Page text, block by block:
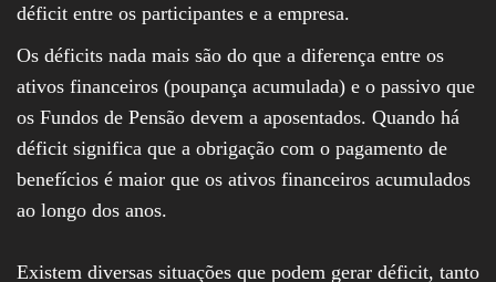
déficit entre os participantes e a empresa.
Os déficits nada mais são do que a diferença entre os
ativos financeiros (poupança acumulada) e o passivo que
os Fundos de Pensão devem a aposentados. Quando há
déficit significa que a obrigação com o pagamento de
benefícios é maior que os ativos financeiros acumulados
ao longo dos anos.
Existem diversas situações que podem gerar déficit, tanto